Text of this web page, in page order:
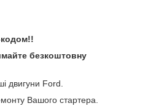
кодом!!
безкоштовну
двигуни Ford.
Вашого стартера.